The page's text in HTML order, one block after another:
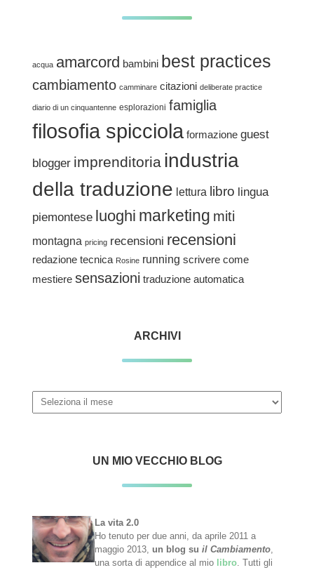
acqua amarcord bambini best practices
cambiamento camminare citazioni deliberate practice
diario di un cinquantenne esplorazioni famiglia
filosofia spicciola formazione guest
blogger imprenditoria industria
della traduzione lettura libro lingua
piemontese luoghi marketing miti
montagna pricing recensioni recensioni
redazione tecnica Rosine running scrivere come
mestiere sensazioni traduzione automatica
ARCHIVI
Archivi
UN MIO VECCHIO BLOG
La vita 2.0
Ho tenuto per due anni, da aprile 2011 a
maggio 2013,un blog suil Cambiamento
una sorta di appendice al mio libro . Tutti gli